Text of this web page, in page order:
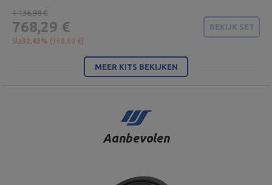
1 136,98 €
768,29 €
Sla32.43% (368,69 €)
BEKIJK SET
MEER KITS BEKIJKEN
Aanbevolen